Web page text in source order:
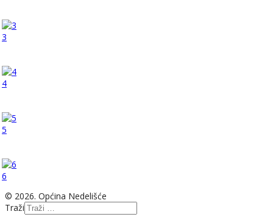
3
4
5
6
© 2026. Općina Nedelišće
Traži